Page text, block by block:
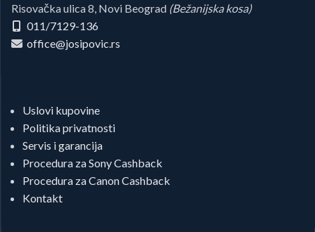
Risovačka ulica 8, Novi Beograd (Bežanijska kosa)
011/7129-136
office@josipovic.rs
Uslovi kupovine
Politika privatnosti
Servis i garancija
Procedura za Sony Cashback
Procedura za Canon Cashback
Kontakt